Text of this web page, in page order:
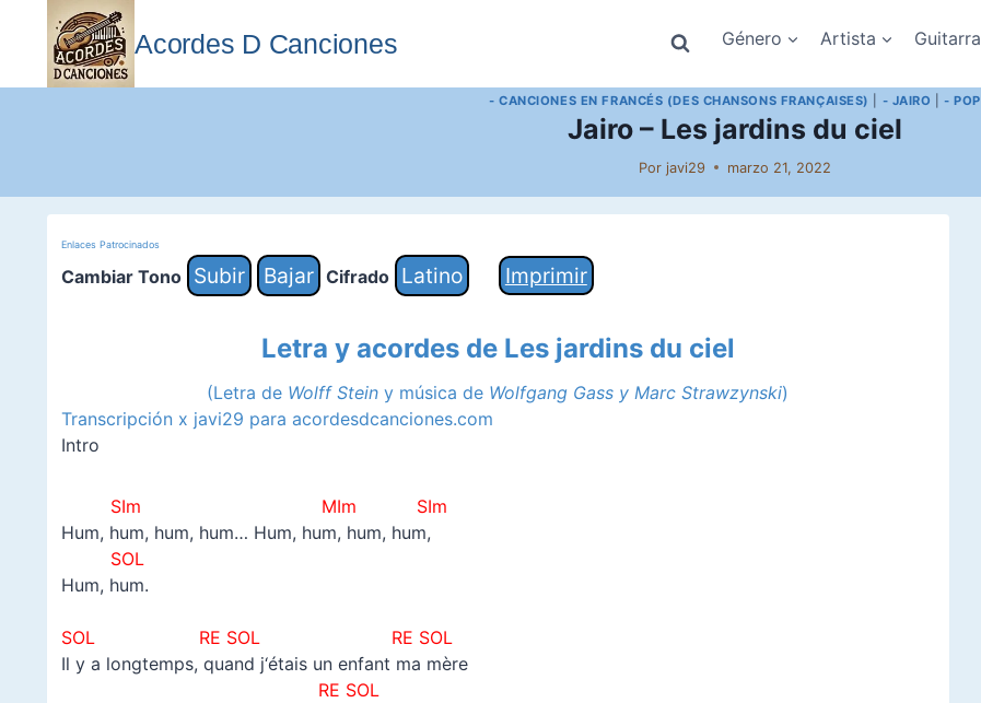
contenido
Acordes D Canciones Género Artista Guitarra
- CANCIONES EN FRANCÉS (DES CHANSONS FRANÇAISES) - JAIRO |- POP
Jairo – Les jardins du ciel
Por javi29 marzo 21, 2022
Enlaces Patrocinados
Cambiar Tono Subir Bajar Cifrado Latino Imprimir
Letra y acordes de Les jardins du ciel
(Letra de Wolff Stein y música de Wolfgang Gass y Marc Strawzynski)
Transcripción x javi29 para acordesdcanciones.com
Intro
SIm MIm SIm
Hum, hum, hum, hum… Hum, hum, hum, hum,
SOL
Hum, hum.
SOL RE SOL RE SOL
Il y a longtemps, quand j‘étais un enfant ma mère
RE SOL